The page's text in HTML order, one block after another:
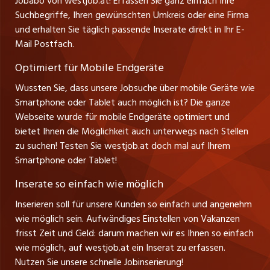
Führungspositionen
Management / Kader-Jobs
jobbasel.ch
zentraljob.ch
myjob.ch
schaffu.ch (VS)
ajourjob.ch
russmedia.com
vol.at
Leiter westjob.at
Andrea Graf
Tel. +43 664 20 30 02 1
Verkauf und Beratung
Suchbegriffe, Ihren gewünschten Umkreis oder eine Firma
und erhalten Sie täglich passende Inserate direkt in Ihr E-
Mail Postfach.
Optimiert für Mobile Endgeräte
Wussten Sie, dass unsere Jobsuche über mobile Geräte wie
Smartphone oder Tablet auch möglich ist? Die ganze
Webseite wurde für mobile Endgeräte optimiert und
bietet Ihnen die Möglichkeit auch unterwegs nach Stellen
zu suchen! Testen Sie westjob.at doch mal auf Ihrem
Smartphone oder Tablet!
Inserate so einfach wie möglich
Inserieren soll für unsere Kunden so einfach und angenehm
wie möglich sein. Aufwändiges Einstellen von Vakanzen
frisst Zeit und Geld: darum machen wir es Ihnen so einfach
wie möglich, auf westjob.at ein Inserat zu erfassen.
Nutzen Sie unsere schnelle Jobinserierung!